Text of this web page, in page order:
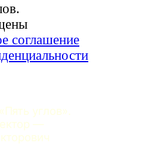
соглашение
углов».
—